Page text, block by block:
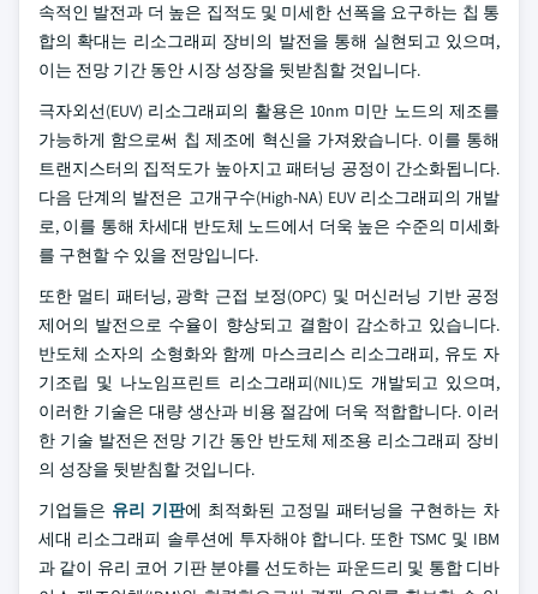
속적인 발전과 더 높은 집적도 및 미세한 선폭을 요구하는 칩 통
합의 확대는 리소그래피 장비의 발전을 통해 실현되고 있으며,
이는 전망 기간 동안 시장 성장을 뒷받침할 것입니다.
극자외선(EUV) 리소그래피의 활용은 10nm 미만 노드의 제조를
가능하게 함으로써 칩 제조에 혁신을 가져왔습니다. 이를 통해
트랜지스터의 집적도가 높아지고 패터닝 공정이 간소화됩니다.
다음 단계의 발전은 고개구수(High-NA) EUV 리소그래피의 개발
로, 이를 통해 차세대 반도체 노드에서 더욱 높은 수준의 미세화
를 구현할 수 있을 전망입니다.
또한 멀티 패터닝, 광학 근접 보정(OPC) 및 머신러닝 기반 공정
제어의 발전으로 수율이 향상되고 결함이 감소하고 있습니다.
반도체 소자의 소형화와 함께 마스크리스 리소그래피, 유도 자
기조립 및 나노임프린트 리소그래피(NIL)도 개발되고 있으며,
이러한 기술은 대량 생산과 비용 절감에 더욱 적합합니다. 이러
한 기술 발전은 전망 기간 동안 반도체 제조용 리소그래피 장비
의 성장을 뒷받침할 것입니다.
기업들은 유리 기판에 최적화된 고정밀 패터닝을 구현하는 차
세대 리소그래피 솔루션에 투자해야 합니다. 또한 TSMC 및 IBM
과 같이 유리 코어 기판 분야를 선도하는 파운드리 및 통합 디바